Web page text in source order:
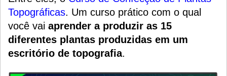
Topográficas. Um curso prático com o qual
você vai aprender a produzir as 15
diferentes plantas produzidas em um
escritório de topografia.